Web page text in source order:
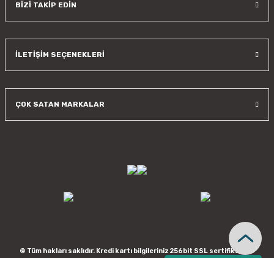
BİZİ TAKİP EDİN
İLETİŞİM SEÇENEKLERİ
ÇOK SATAN MARKALAR
© Tüm hakları saklıdır. Kredi kartı bilgileriniz 256bit SSL sertifikası ile